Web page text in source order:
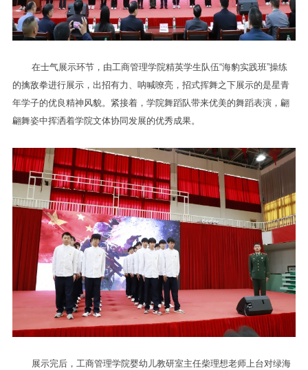
在士气展示环节，由工商管理学院精英学生队伍“海豹实践班”操练
的擒敌拳进行展示，出招有力、呐喊嘹亮，招式挥舞之下展示的是星青
年学子的优良精神风貌。紧接着，学院舞蹈队带来优美的舞蹈表演，翩
翩舞姿中挥洒着学院文体协同发展的优秀成果。
展示完后，工商管理学院婴幼儿教研室主任柴理想老师上台对绿海